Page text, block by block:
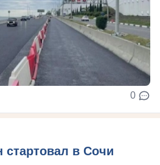
0
стартовал в Сочи